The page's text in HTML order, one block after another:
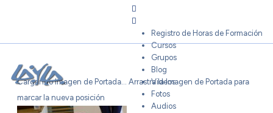
Registro de Horas de Formación
Cursos
Grupos
Blog
Videos
Fotos
Audios
Cargando Imagen de Portada... Arrastra la Imagen de Portada para
marcar la nueva posición